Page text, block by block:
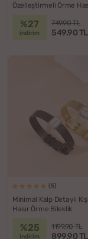
Özelleştirmeli Örme
%27
indirim
749.90 TL
549.90 TL
(5)
Minimal Kalp Detaylı
Hasır Örme Bileklik
%25
indirim
1199.90 TL
899.90 TL